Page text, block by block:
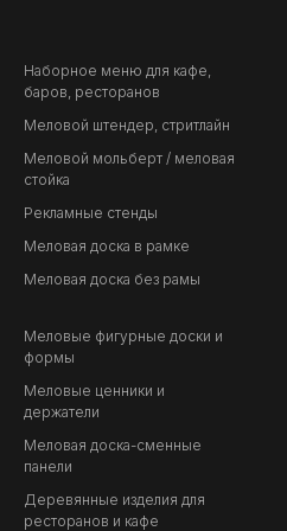
Наборное меню для кафе,
баров, ресторанов
Меловой штендер, стритлайн
Меловой мольберт / меловая
стойка
Рекламные стенды
Меловая доска в рамке
Меловая доска без рамы
Меловые фигурные доски и
формы
Меловые ценники и
держатели
Меловая доска-сменные
панели
Деревянные изделия для
ресторанов и кафе